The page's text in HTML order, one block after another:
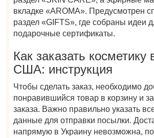
вкладке «AROMA». Предусмотрен
раздел «GIFTS», где собраны идеи
подарочные сертификаты.
Как заказать косметику
США: инструкция
Чтобы сделать заказ, необходимо
понравившийся товар в корзину и
заказа. Важно правильно указать
данные для отправки посылки.
напрямую в Украину невозможна,